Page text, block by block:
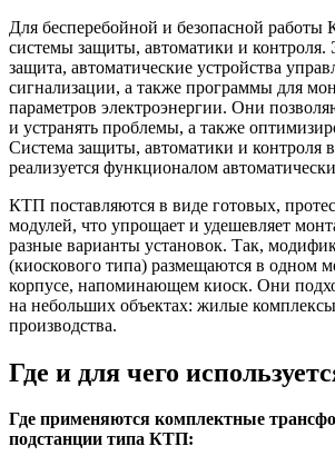
Для бесперебойной и безопасной
системы защиты, автоматики и контроля.
защита, автоматические устройства
сигнализации, а также программы для
параметров электроэнергии. Они
и устранять проблемы, а также
Система защиты, автоматики и контроля
реализуется функционалом
КТП поставляются в виде готовых,
модулей, что упрощает и удешевляет
разные варианты установок. Так,
(киоскового типа) размещаются в одном
корпусе, напоминающем киоск. Они
на небольших объектах: жилые
производства.
Где и для чего
Где применяются комплектные
подстанции типа КТП: